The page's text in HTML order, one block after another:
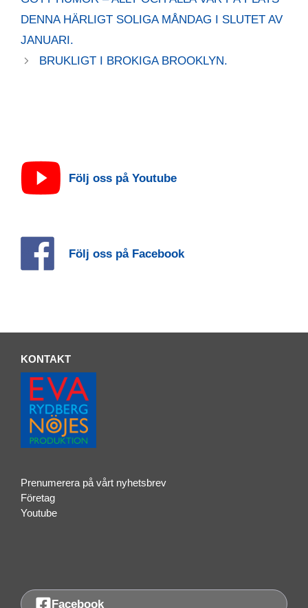
DENNA HÄRLIGT SOLIGA MÅNDAG I SLUTET AV
JANUARI.
BRUKLIGT I BROKIGA BROOKLYN.
Följ oss på Youtube
Följ oss på Facebook
KONTAKT
Prenumerera på vårt nyhetsbrev
Företag
Youtube
Facebook